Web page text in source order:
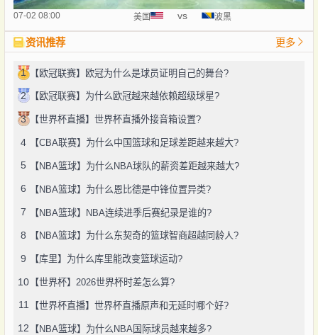
07-02 08:00 美国 vs 波黑
资讯推荐 更多
1 【欧冠联赛】欧冠为什么是球员证明自己的舞台?
2 【欧冠联赛】为什么欧冠越来越依赖超级球星?
3 【世界杯直播】世界杯直播外接音箱设置?
4 【CBA联赛】为什么中国篮球和足球差距越来越大?
5 【NBA篮球】为什么NBA球队的薪资差距越来越大?
6 【NBA篮球】为什么恩比德是中锋位置异类?
7 【NBA篮球】NBA连续进季后赛纪录是谁的?
8 【NBA篮球】为什么东契奇的篮球智商超越同龄人?
9 【库里】为什么库里能改变篮球运动?
10 【世界杯】2026世界杯时差怎么算?
11 【世界杯直播】世界杯直播原声和无延时哪个好?
12 【NBA篮球】为什么NBA国际球员越来越多?